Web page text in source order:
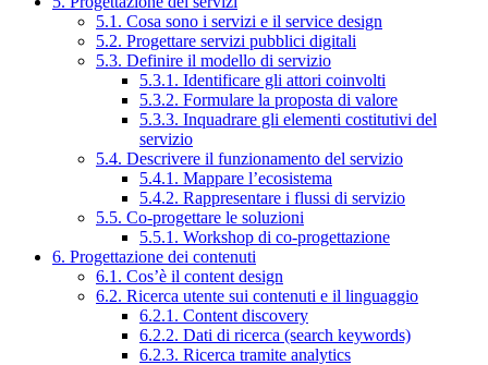
5.1. Cosa sono i servizi e il service design
5.2. Progettare servizi pubblici digitali
5.3. Definire il modello di servizio
5.3.1. Identificare gli attori coinvolti
5.3.2. Formulare la proposta di valore
5.3.3. Inquadrare gli elementi costitutivi del
servizio
5.4. Descrivere il funzionamento del servizio
5.4.1. Mappare l’ecosistema
5.4.2. Rappresentare i flussi di servizio
5.5. Co-progettare le soluzioni
5.5.1. Workshop di co-progettazione
6. Progettazione dei contenuti
6.1. Cos’è il content design
6.2. Ricerca utente sui contenuti e il linguaggio
6.2.1. Content discovery
6.2.2. Dati di ricerca (search keywords)
6.2.3. Ricerca tramite analytics